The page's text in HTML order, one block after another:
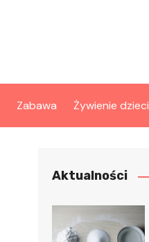
Zabawa Żywienie dzieci
Aktualności